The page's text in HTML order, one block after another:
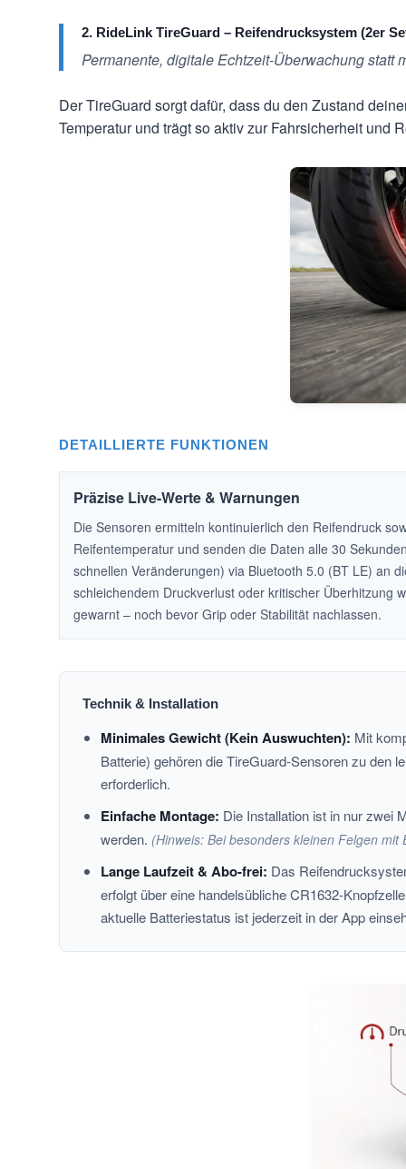
2. RideLink TireGuard – Reifendrucksystem (2er
Permanente, digitale Echtzeit-Überwachung statt
Der TireGuard sorgt dafür, dass du den Zustand
Temperatur und trägt so aktiv zur Fahrsicherheit und
DETAILLIERTE FUNKTIONEN
Präzise Live-Werte & Warnungen
Die Sensoren ermitteln kontinuierlich den Reifendruck
Reifentemperatur und senden die Daten alle 30
schnellen Veränderungen) via Bluetooth 5.0 (BT LE) an
schleichendem Druckverlust oder kritischer Überhitzung
gewarnt – noch bevor Grip oder Stabilität nachlassen.
Technik & Installation
Minimales Gewicht (Kein Auswuchten): Mit
Batterie) gehören die TireGuard-Sensoren zu den
erforderlich.
Einfache Montage: Die Installation ist in nur zwei
werden. (Hinweis: Bei besonders kleinen Felgen
Lange Laufzeit & Abo-frei: Das
erfolgt über eine handelsübliche CR1632-
aktuelle Batteriestatus ist jederzeit in der App